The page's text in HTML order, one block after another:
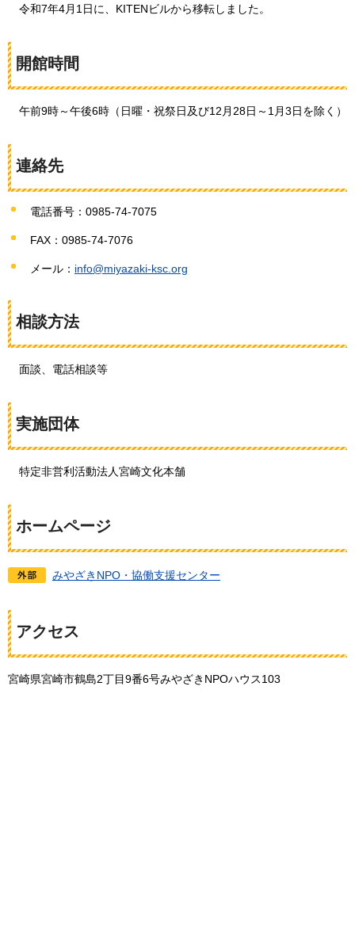
令和7年4月1日に、 KITENビルから移転しました。
開館時間
午前9時～午後6時（ 日曜・祝祭日及び12月28日～1月3日を除く）
連絡先
電話番号：0985-74-7075
FAX：0985-74-7076
メール： info@miyazaki-ksc.org
相談方法
面談、電話相談等
実施団体
特定非営利活動法人宮崎文化本舗
ホームページ
みやざきNPO・協働支援センター
アクセス
宮崎県宮崎市鶴島2丁目9番6号みやざきNPOハウス103